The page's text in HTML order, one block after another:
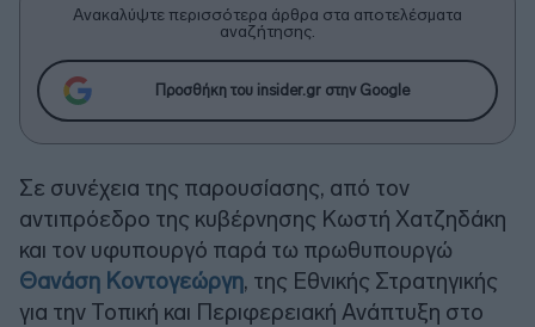
Ανακαλύψτε περισσότερα άρθρα στα αποτελέσματα
αναζήτησης.
Προσθήκη του insider.gr στην Google
Σε συνέχεια της παρουσίασης, από τον
αντιπρόεδρο της κυβέρνησης Κωστή Χατζηδάκη
και τον υφυπουργό παρά τω πρωθυπουργώ
Θανάση Κοντογεώργη, της Εθνικής Στρατηγικής
για την Τοπική και Περιφερειακή Ανάπτυξη στο